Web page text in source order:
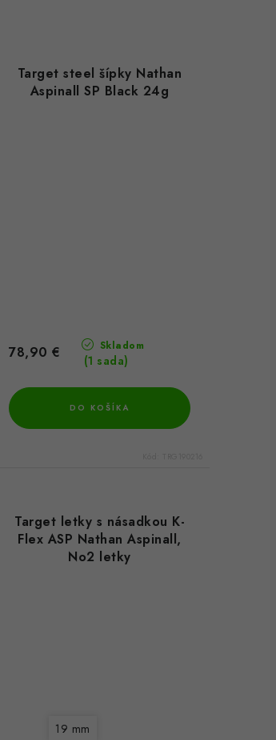
Target steel šípky Nathan
Aspinall SP Black 24g
Skladom
(1 sada)
78,90 €
DO KOŠÍKA
Target letky s násadkou K-
Flex ASP Nathan Aspinall,
No2 letky
19 mm